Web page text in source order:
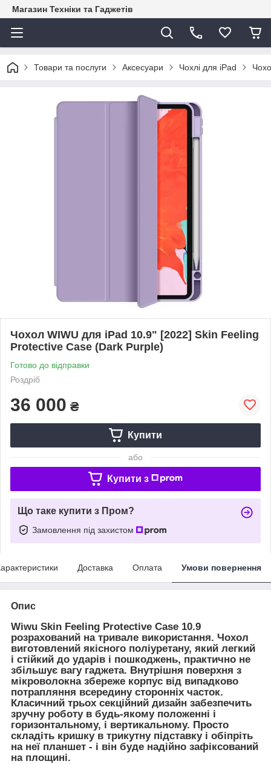
Магазин Техніки та Гаджетів
Товари та послуги Аксесуари Чохлі для iPad
Чохол WIWU для iPad 10.9" [2022] Skin Feeling
Protective Case (Dark Purple)
Готово до відправки
Роздріб
36 000 ₴
Купити
або
Купити з
Що таке купити з Пром?
Замовлення під захистом
Доставка Оплата Умови повернення
Опис
Wiwu Skin Feeling Protective Case 10.9
розрахований на тривале використання. Чохол
виготовлений якісного поліуретану, який легкий
і стійкий до ударів і пошкоджень, практично не
збільшує вагу гаджета. Внутрішня поверхня з
мікроволокна збереже корпус від випадково
потрапляння всередину сторонніх часток.
Класичний трьох секційний дизайн забезпечить
зручну роботу в будь-якому положенні і
горизонтальному, і вертикальному. Просто
складіть кришку в трикутну підставку і обіпріть
на неї планшет - і він буде надійно зафіксований
на площині.